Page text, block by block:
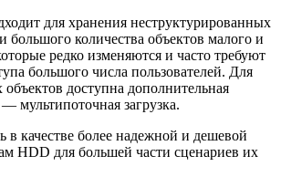
для хранения неструктурированных
большого количества объектов малого и
редко изменяются и часто требуют
большого числа пользователей. Для
доступна дополнительная
мультипоточная загрузка.
в качестве более надежной и дешевой
HDD для большей части сценариев их